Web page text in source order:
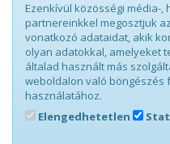
Ezenkívül közösségi média-,
partnereinkkel megosztjuk
vonatkozó adataidat, akik
olyan adatokkal, amelyeket
általad használt más
weboldalon való
használatához.
Elengedhetetlen